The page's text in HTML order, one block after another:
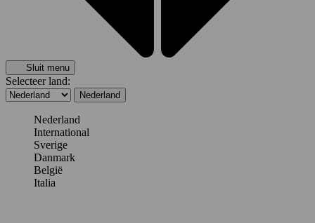
Sluit menu
Selecteer land:
Nederland
Nederland
International
Sverige
Danmark
België
Italia